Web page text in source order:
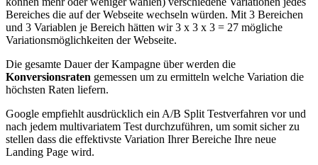
Bereiches die auf der Webseite wechseln würden. Mit 3 Bereichen
und 3 Variablen je Bereich hätten wir 3 x 3 x 3 = 27 mögliche
Variationsmöglichkeiten der Webseite.
Die gesamte Dauer der Kampagne über werden die
Konversionsraten gemessen um zu ermitteln welche Variation die
höchsten Raten liefern.
Google empfiehlt ausdrücklich ein A/B Split Testverfahren vor und
nach jedem multivariatem Test durchzuführen, um somit sicher zu
stellen dass die effektivste Variation Ihrer Bereiche Ihre neue
Landing Page wird.